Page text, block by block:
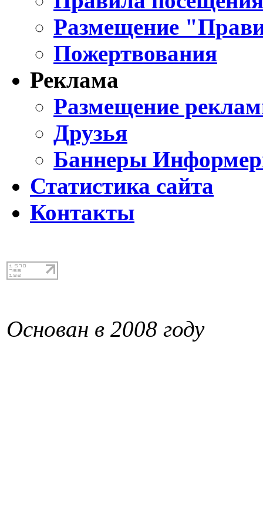
Размещение
Пожертвования
Реклама
Размещение
Друзья
Баннеры
Статистика сайта
Контакты
Основан в 2008 году